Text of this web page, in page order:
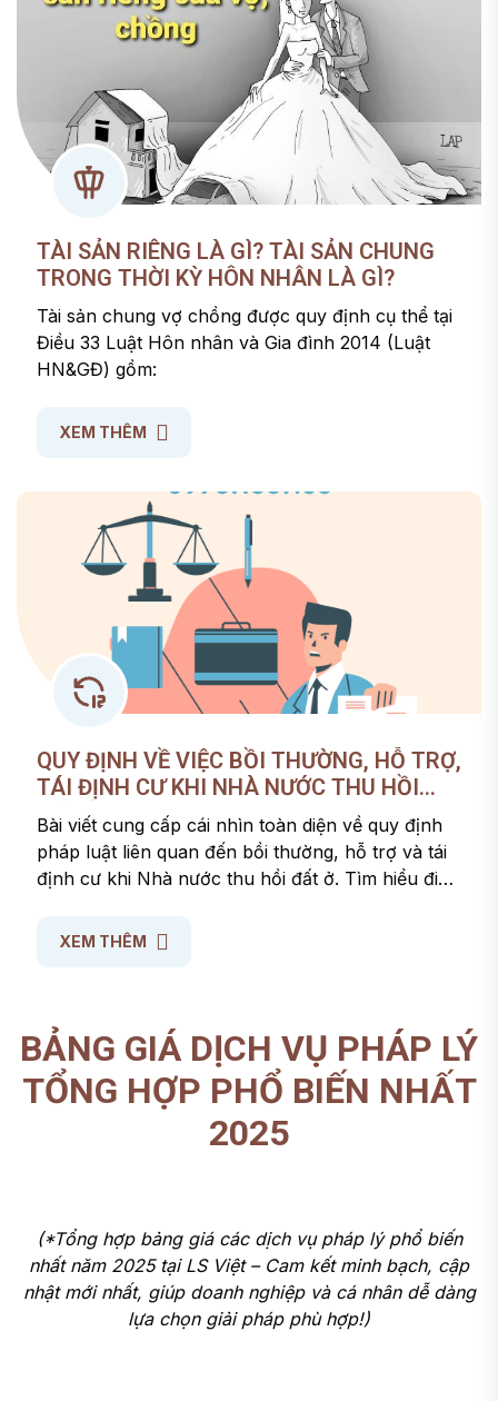
TÀI SẢN RIÊNG LÀ GÌ? TÀI SẢN CHUNG
TRONG THỜI KỲ HÔN NHÂN LÀ GÌ?
Tài sản chung vợ chồng được quy định cụ thể tại
Điều 33 Luật Hôn nhân và Gia đình 2014 (Luật
HN&GĐ) gồm:
XEM THÊM
QUY ĐỊNH VỀ VIỆC BỒI THƯỜNG, HỖ TRỢ,
TÁI ĐỊNH CƯ KHI NHÀ NƯỚC THU HỒI
ĐẤT Ở
Bài viết cung cấp cái nhìn toàn diện về quy định
pháp luật liên quan đến bồi thường, hỗ trợ và tái
định cư khi Nhà nước thu hồi đất ở. Tìm hiểu điều
được tái định cư và quy trình thực hiện theo quy
XEM THÊM
BẢNG GIÁ DỊCH VỤ PHÁP LÝ
TỔNG HỢP PHỔ BIẾN NHẤT
2025
(*Tổng hợp bảng giá các dịch vụ pháp lý phổ biến
nhất năm 2025 tại LS Việt – Cam kết minh bạch, cập
nhật mới nhất, giúp doanh nghiệp và cá nhân dễ dàng
lựa chọn giải pháp phù hợp!)